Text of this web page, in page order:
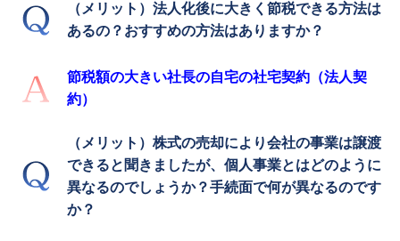
（メリット）法人化後に大きく節税できる方法は
あるの？おすすめの方法はありますか？
節税額の大きい社長の自宅の社宅契約（法人契
約）
（メリット）株式の売却により会社の事業は譲渡
できると聞きましたが、個人事業とはどのように
異なるのでしょうか？手続面で何が異なるのです
か？